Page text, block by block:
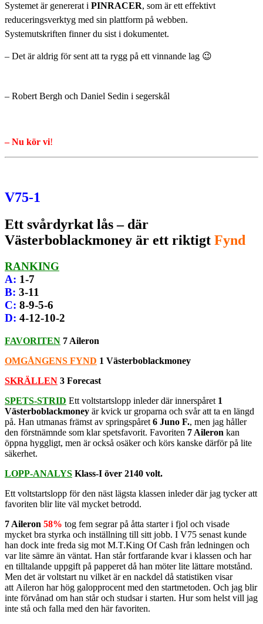
Systemet är genererat i PINRACER, som är ett effektivt
reduceringsverktyg med sin plattform på webben.
Systemutskriften finner du sist i dokumentet.
– Det är aldrig för sent att ta rygg på ett vinnande lag 😉
– Robert Bergh och Daniel Sedin i segerskål
– Nu kör vi!
V75-1
Ett svårdyrkat lås – där
Västerboblackmoney är ett riktigt Fynd
RANKING
A: 1-7
B: 3-11
C: 8-9-5-6
D: 4-12-10-2
FAVORITEN 7 Aileron
OMGÅNGENS FYND 1 Västerboblackmoney
SKRÄLLEN 3 Forecast
SPETS-STRID Ett voltstartslopp inleder där innerspåret 1
Västerboblackmoney är kvick ur groparna och svår att ta en längd
på. Han utmanas främst av springspåret 6 Juno F., men jag håller
den förstnämnde som klar spetsfavorit. Favoriten 7 Aileron kan
öppna hyggligt, men är också osäker och körs kanske därför på lite
säkerhet.
LOPP-ANALYS Klass-I över 2140 volt.
Ett voltstartslopp för den näst lägsta klassen inleder där jag tycker att
favoriten blir lite väl mycket betrodd.
7 Aileron 58% tog fem segrar på åtta starter i fjol och visade
mycket bra styrka och inställning till sitt jobb. I V75 senast kunde
han dock inte freda sig mot M.T.King Of Cash från ledningen och
var lite sämre än väntat. Han står fortfarande kvar i klassen och har
en tilltalande uppgift på papperet då han möter lite lättare motstånd.
Men det är voltstart nu vilket är en nackdel då statistiken visar
att Aileron har hög galopprocent med den startmetoden. Och jag blir
inte förvånad om han står och studsar i starten. Hur som helst vill jag
inte stå och falla med den här favoriten.